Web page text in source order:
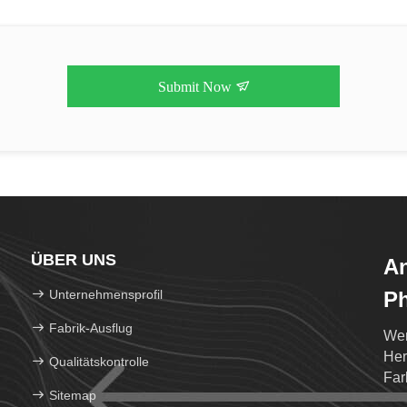
Submit Now
ÜBER UNS
Unternehmensprofil
Fabrik-Ausflug
Qualitätskontrolle
Sitemap